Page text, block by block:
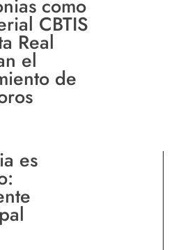
como
CBTIS
Real
el
de
es